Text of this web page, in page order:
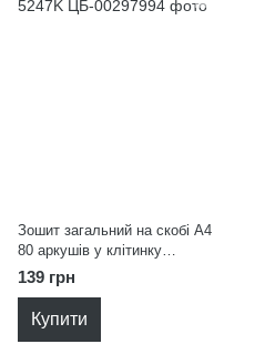
Зошит загальний на скобі А4
80 аркушів у клітинку
«Student» Школярик A4-080-
5247K
139 грн
Купити